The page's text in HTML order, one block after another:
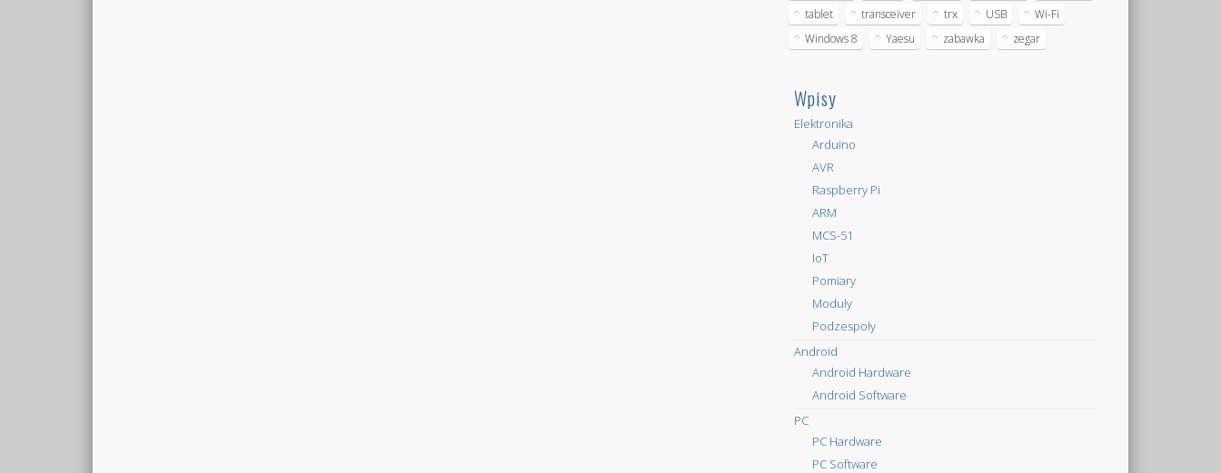
tablet
transceiver trx USB
Wi-Fi
Windows 8
Yaesu zabawka zegar
Wpisy
Elektronika
Arduino
AVR
Raspberry Pi
ARM
MCS-51
IoT
Pomiary
Moduły
Podzespoły
Android
Android Hardware
Android Software
PC
PC Hardware
PC Software